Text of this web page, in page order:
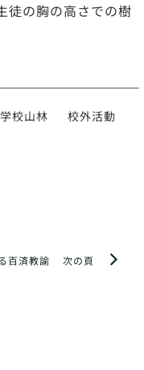
徒の胸の高さでの樹
学校山林 校外活動
次の頁
百済教諭